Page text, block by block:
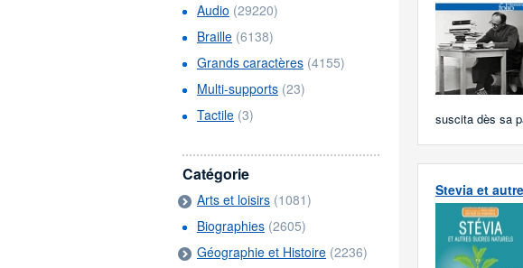
suscita dès sa
Stevia et
Audio (29220)
Braille (6138)
Grands caractères (4155)
Multi-supports (23)
Tactile (3)
Catégorie
Arts et loisirs (1081)
Biographies (2605)
Géographie et Histoire (2236)